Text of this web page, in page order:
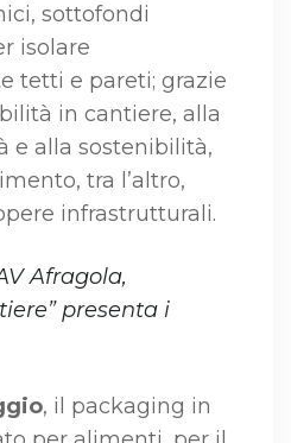
sottofondi
isolare
tetti e pareti; grazie
in cantiere, alla
e alla sostenibilità,
tra l’altro,
infrastrutturali.
Afragola,
presenta i
, il packaging in